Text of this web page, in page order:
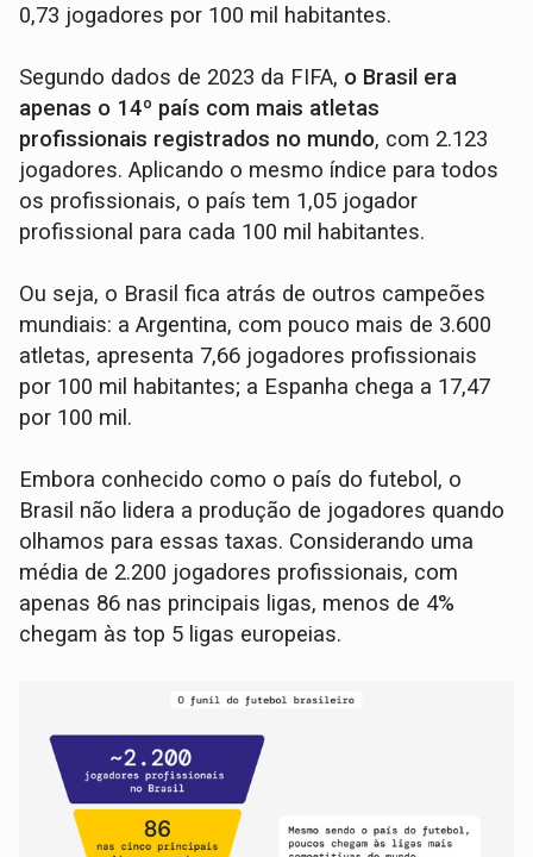
0,73 jogadores por 100 mil habitantes.
Segundo dados de 2023 da FIFA, o Brasil era
apenas o 14º país com mais atletas
profissionais registrados no mundo, com 2.123
jogadores. Aplicando o mesmo índice para todos
os profissionais, o país tem 1,05 jogador
profissional para cada 100 mil habitantes.
Ou seja, o Brasil fica atrás de outros campeões
mundiais: a Argentina, com pouco mais de 3.600
atletas, apresenta 7,66 jogadores profissionais
por 100 mil habitantes; a Espanha chega a 17,47
por 100 mil.
Embora conhecido como o país do futebol, o
Brasil não lidera a produção de jogadores quando
olhamos para essas taxas. Considerando uma
média de 2.200 jogadores profissionais, com
apenas 86 nas principais ligas, menos de 4%
chegam às top 5 ligas europeias.